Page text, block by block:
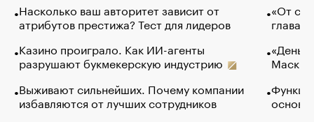
Насколько ваш авторитет зависит от
атрибутов престижа? Тест для лидеров
Казино проиграло. Как ИИ-агенты
разрушают букмекерскую индустрию
Выживают сильнейших. Почему компании
избавляются от лучших сотрудников
«От
глава
Маск в
основ